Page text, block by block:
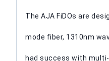
The AJA FiDOs are
mode fiber, 1310nm
had success with